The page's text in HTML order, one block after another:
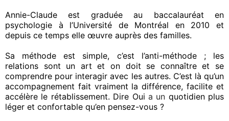
Annie-Claude est graduée au baccalauréat en
psychologie à l’Université de Montréal en 2010 et
depuis ce temps elle œuvre auprès des familles.
Sa méthode est simple, c’est l’anti-méthode ; les
relations sont un art et on doit se connaître et se
comprendre pour interagir avec les autres. C’est là qu’un
accompagnement fait vraiment la différence, facilite et
accélère le rétablissement. Dire Oui a un quotidien plus
léger et confortable qu’en pensez-vous ?